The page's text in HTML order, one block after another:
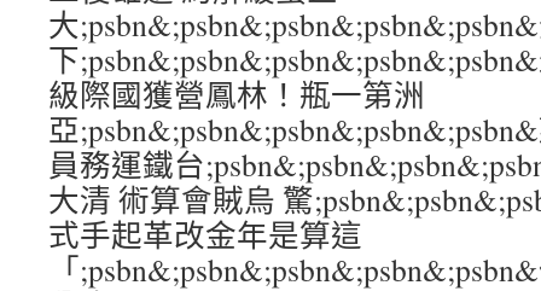
大
下
級際國獲營鳳林！瓶一第洲
亞
員務運鐵台
大清 術算會賊烏 驚
式手起革改金年是算這
「